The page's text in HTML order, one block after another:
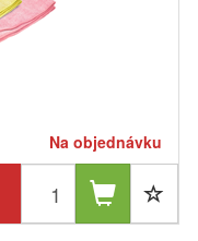
Na objednávku